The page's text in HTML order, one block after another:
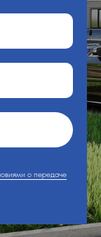
о передаче